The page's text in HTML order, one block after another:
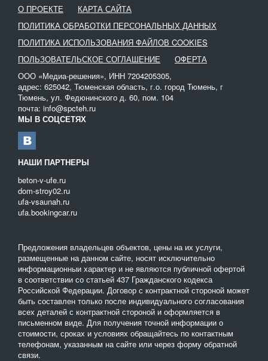
О ПРОЕКТЕ
КАРТА САЙТА
ПОЛИТИКА ОБРАБОТКИ ПЕРСОНАЛЬНЫХ ДАННЫХ
ПОЛИТИКА ИСПОЛЬЗОВАНИЯ ФАЙЛОВ COOKIES
ПОЛЬЗОВАТЕЛЬСКОЕ СОГЛАШЕНИЕ
ОФЕРТА
ООО «Медиа-решения», ИНН 7204205305,
адрес: 625042, Тюменская область, г.о. город Тюмень, г
Тюмень, ул. Федюнинского д. 60, пом. 104
почта: info@spcteh.ru
МЫ В СОЦСЕТЯХ
НАШИ ПАРТНЕРЫ
beton-v-ufe.ru
dom-stroy02.ru
ufa-vsaunah.ru
ufa.bookingcar.ru
Предложения владельцев объектов, цены на их услуги,
размещенные на данном сайте, носят исключительно
информационныи характер и не являются публичной офертой
в соответствии со статьей 437 Гражданского кодекса
Российской Федерации. Договор с контрактной стороной может
быть составлен только после индивидуального согласования
всех деталей с контрактной стороной и оформляется в
письменном виде. Для получения точной информации о
стоимости, сроках и условиях обращайтесь по контактным
телефонам, указанным на сайте или через форму обратной
связи.